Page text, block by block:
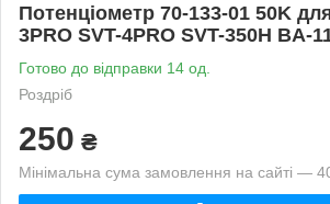
Потенціометр 70-133-01 50K
3PRO SVT-4PRO SVT-350H BA-
Готово до відправки 14 од.
Роздріб
250 ₴
Мінімальна сума замовлення на сайті —